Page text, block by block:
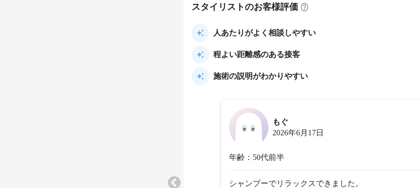
スタイリストのお客様評価
人あたりがよく相談しやすい
程よい距離感のある接客
施術の説明がわかりやすい
もぐ
2026年6月17日
年齢：50代前半
シャンプーでリラックスできました。